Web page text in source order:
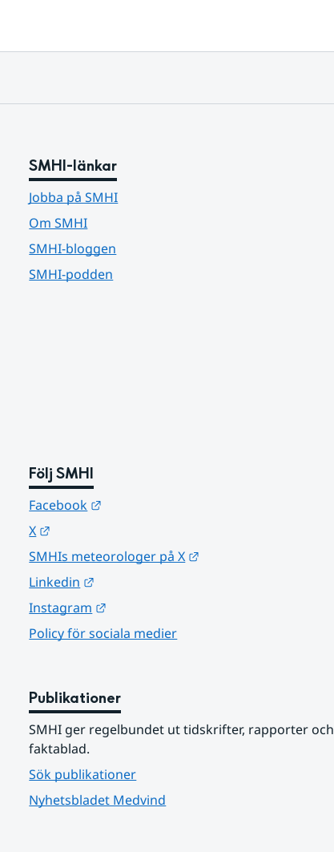
SMHI-länkar
Jobba på SMHI
Om SMHI
SMHI-bloggen
SMHI-podden
Följ SMHI
Facebook
X
SMHIs meteorologer på X
Linkedin
Instagram
Policy för sociala medier
Publikationer
SMHI ger regelbundet ut tidskrifter, rapporter och
faktablad.
Sök publikationer
Nyhetsbladet Medvind